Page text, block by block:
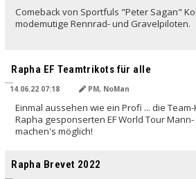
Comeback von Sportfuls "Peter Sagan"
modemutige Rennrad- und Gravelpiloten.
Rapha EF Teamtrikots für alle
14.06.22 07:18 PM, NoMan
Einmal aussehen wie ein Profi ... die
Rapha gesponserten EF World Tour
machen's möglich!
Rapha Brevet 2022